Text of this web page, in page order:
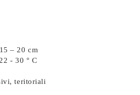
15 – 20 cm
22 - 30 ° C
teritoriali